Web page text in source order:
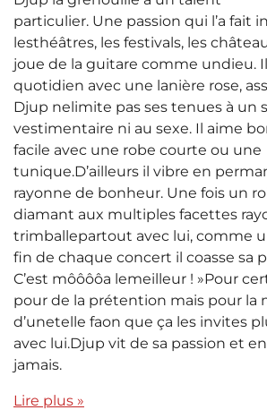
particulier. Une passion qui l’a fait
lesthéâtres, les festivals, les
joue de la guitare comme undieu.
quotidien avec une lanière rose,
Djup nelimite pas ses tenues à un
vestimentaire ni au sexe. Il aime
facile avec une robe courte ou une
tunique.D’ailleurs il vibre en
rayonne de bonheur. Une fois un
diamant aux multiples facettes
trimballepartout avec lui, comme
fin de chaque concert il coasse sa
C’est môôôôa lemeilleur ! »Pour
pour de la prétention mais pour la
d’unetelle faon que ça les invites
avec lui.Djup vit de sa passion et
jamais.
Lire plus »